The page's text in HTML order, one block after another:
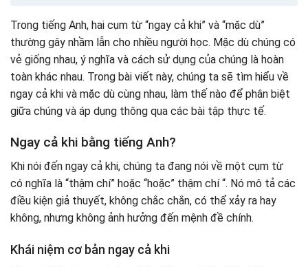
Anh
Tập thể dục để áp dụng ngay cả khi và thậm chí nghĩ
(với câu trả lời)
Trong tiếng Anh, hai cụm từ “ngay cả khi” và “mặc dù”
thường gây nhầm lẫn cho nhiều người học. Mặc dù chúng có
vẻ giống nhau, ý nghĩa và cách sử dụng của chúng là hoàn
toàn khác nhau. Trong bài viết này, chúng ta sẽ tìm hiểu về
ngay cả khi và mặc dù cùng nhau, làm thế nào để phân biệt
giữa chúng và áp dụng thông qua các bài tập thực tế.
Ngay cả khi bằng tiếng Anh?
Khi nói đến ngay cả khi, chúng ta đang nói về một cụm từ
có nghĩa là “thậm chí” hoặc “hoặc” thậm chí “. Nó mô tả các
điều kiện giả thuyết, không chắc chắn, có thể xảy ra hay
không, nhưng không ảnh hưởng đến mệnh đề chính.
Khái niệm cơ bản ngay cả khi